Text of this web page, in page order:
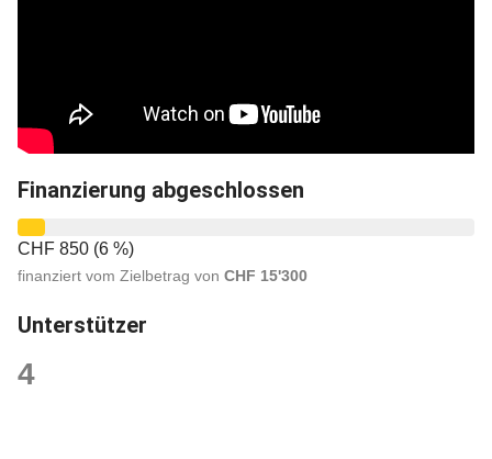
Eckdaten
Finanzierung abgeschlossen
CHF 850 (6 %)
finanziert vom Zielbetrag von CHF 15'300
Unterstützer
4